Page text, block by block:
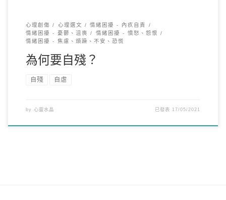
心理創傷 心理選文
情緒困擾 - 內疚自責
情緒困擾 - 憂鬱、沮喪
情緒困擾 - 憤怒、怨恨
情緒困擾 - 焦慮、煩躁、不安、恐慌
為何要自殘？
自殘 自虐
by 心靈水晶 已發表 17/05/2021